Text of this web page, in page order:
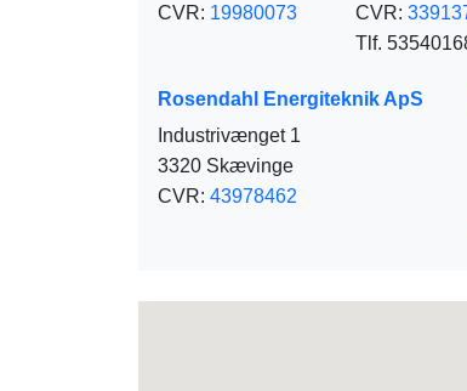
CVR: 19980073
CVR:
Tlf.
Rosendahl Energiteknik ApS
Industrivænget 1
3320 Skævinge
CVR: 43978462